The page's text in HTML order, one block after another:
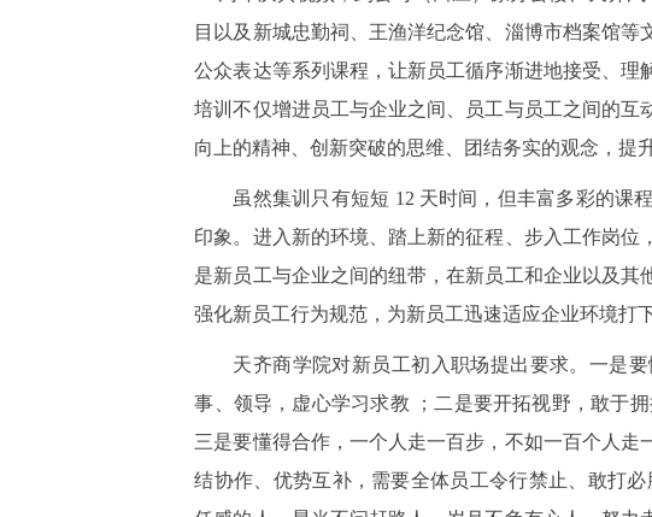
目以及新城忠勤祠、王渔洋纪念馆、淄博市档案馆等
公众表达等系列课程，让新员工循序渐进地接受、
培训不仅增进员工与企业之间、员工与员工之间的
向上的精神、创新突破的思维、团结务实的观念，提
虽然集训只有短短 12 天时间，但丰富多彩的课
印象。进入新的环境、踏上新的征程、步入工作岗
是新员工与企业之间的纽带，在新员工和企业以及其
强化新员工行为规范，为新员工迅速适应企业环境打
天齐商学院对新员工初入职场提出要求。一是
事、领导，虚心学习求教 ；二是要开拓视野，敢于
三是要懂得合作，一个人走一百步，不如一百个人
结协作、优势互补，需要全体员工令行禁止、敢打